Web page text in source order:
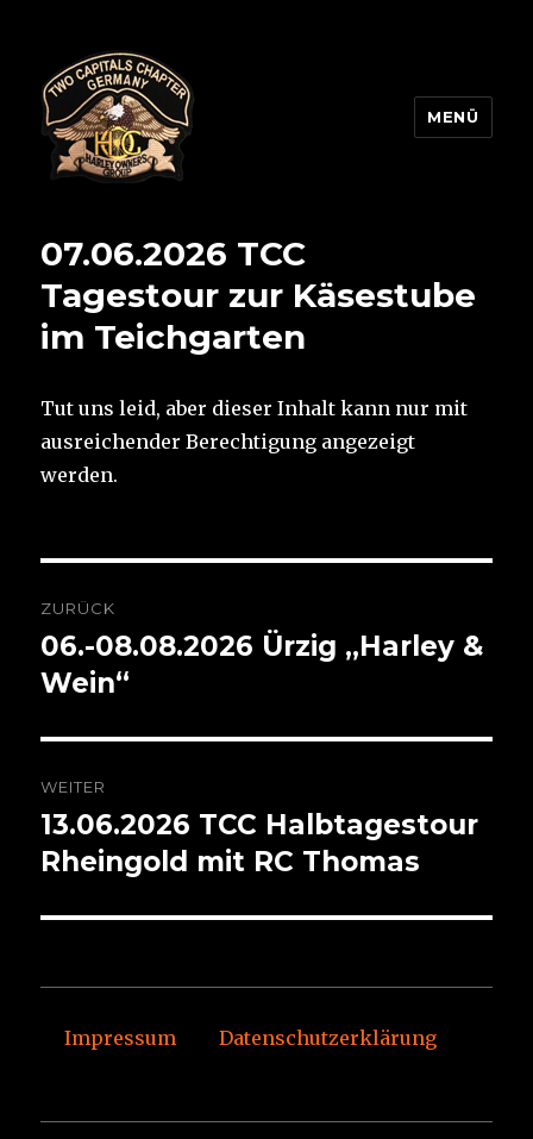
MENÜ
07.06.2026 TCC
Tagestour zur Käsestube
im Teichgarten
Tut uns leid, aber dieser Inhalt kann nur mit
ausreichender Berechtigung angezeigt
werden.
ZURÜCK
Vorheriger
Beitrag:
06.-08.08.2026 Ürzig „Harley &
Wein“
WEITER
Nächster
Beitrag:
13.06.2026 TCC Halbtagestour
Rheingold mit RC Thomas
Impressum Datenschutzerklärung